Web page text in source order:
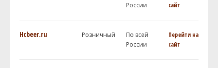
России
сайт
Hcbeer.ru Розничный
По всей
России
Перейти на
сайт